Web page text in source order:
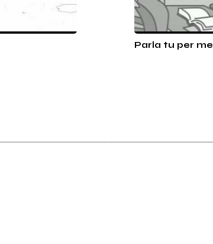
Parla tu per me